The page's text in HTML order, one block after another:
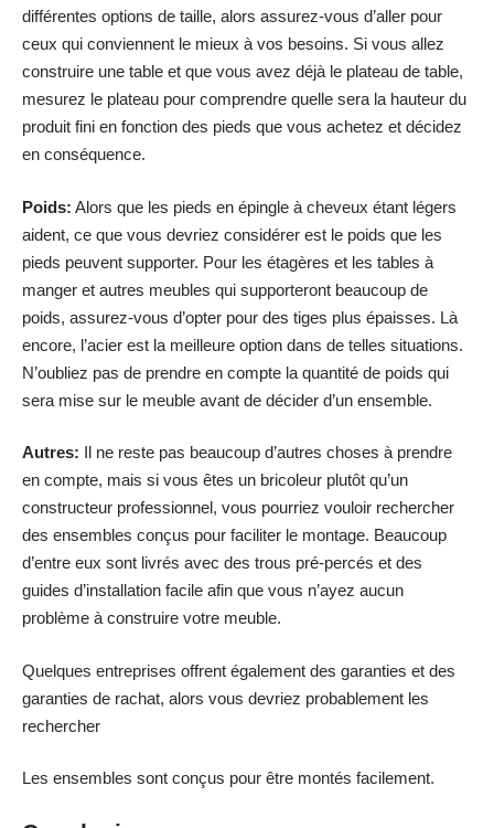
différentes options de taille, alors assurez-vous d’aller pour
ceux qui conviennent le mieux à vos besoins. Si vous allez
construire une table et que vous avez déjà le plateau de table,
mesurez le plateau pour comprendre quelle sera la hauteur du
produit fini en fonction des pieds que vous achetez et décidez
en conséquence.
Poids: Alors que les pieds en épingle à cheveux étant légers
aident, ce que vous devriez considérer est le poids que les
pieds peuvent supporter. Pour les étagères et les tables à
manger et autres meubles qui supporteront beaucoup de
poids, assurez-vous d’opter pour des tiges plus épaisses. Là
encore, l’acier est la meilleure option dans de telles situations.
N’oubliez pas de prendre en compte la quantité de poids qui
sera mise sur le meuble avant de décider d’un ensemble.
Autres: Il ne reste pas beaucoup d’autres choses à prendre
en compte, mais si vous êtes un bricoleur plutôt qu’un
constructeur professionnel, vous pourriez vouloir rechercher
des ensembles conçus pour faciliter le montage. Beaucoup
d’entre eux sont livrés avec des trous pré-percés et des
guides d’installation facile afin que vous n’ayez aucun
problème à construire votre meuble.
Quelques entreprises offrent également des garanties et des
garanties de rachat, alors vous devriez probablement les
rechercher
Les ensembles sont conçus pour être montés facilement.